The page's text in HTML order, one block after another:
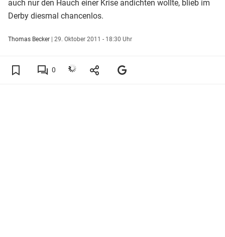
auch nur den Hauch einer Krise andichten wollte, blieb im
Derby diesmal chancenlos.
Thomas Becker | 29. Oktober 2011 - 18:30 Uhr
0